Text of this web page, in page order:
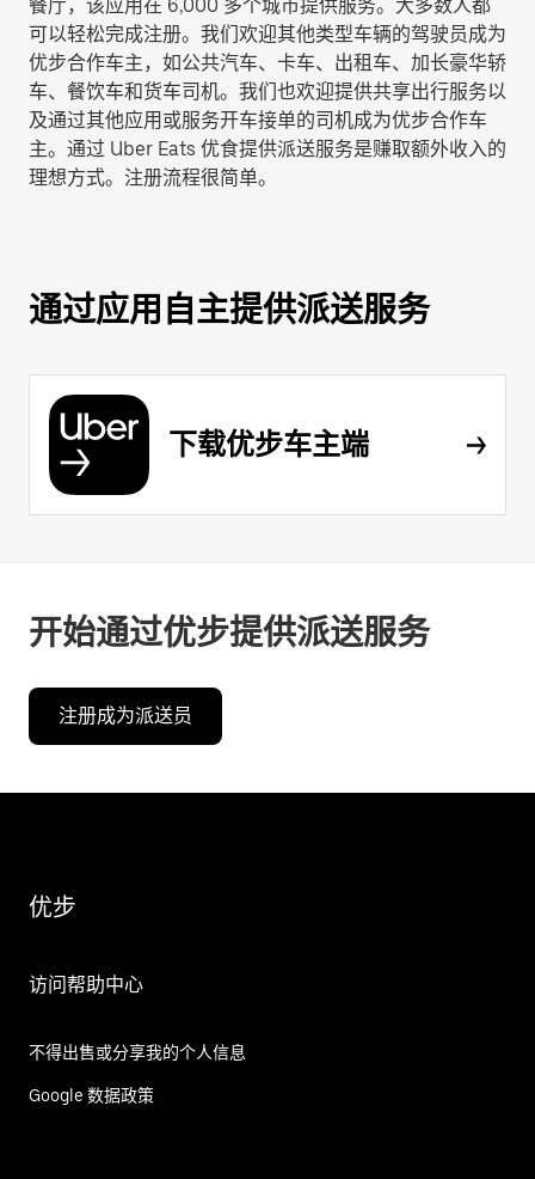
餐厅，该应用在 6,000 多个城市提供服务。大多数人都
可以轻松完成注册。我们欢迎其他类型车辆的驾驶员成为
优步合作车主，如公共汽车、卡车、出租车、加长豪华轿
车、餐饮车和货车司机。我们也欢迎提供共享出行服务以
及通过其他应用或服务开车接单的司机成为优步合作车
主。通过 Uber Eats 优食提供派送服务是赚取额外收入的
理想方式。注册流程很简单。
通过应用自主提供派送服务
下载优步车主端
开始通过优步提供派送服务
注册成为派送员
优步
访问帮助中心
不得出售或分享我的个人信息
Google 数据政策